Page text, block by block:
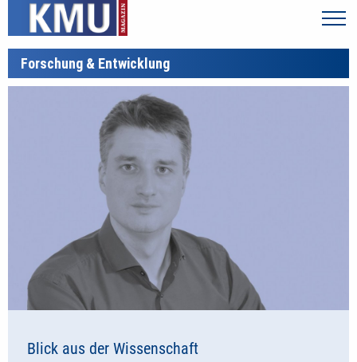
Forschung & Entwicklung
Blick aus der Wissenschaft